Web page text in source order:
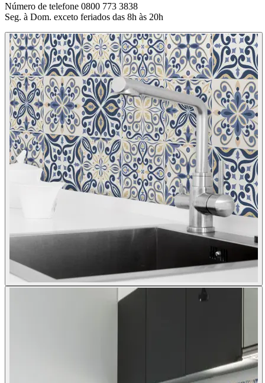
Número de telefone 0800 773 3838
Seg. à Dom. exceto feriados das 8h às 20h